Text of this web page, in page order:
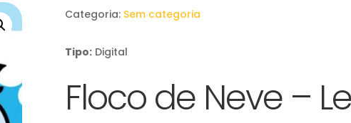
Categoria: Sem categoria
Tipo: Digital
Floco de Neve –